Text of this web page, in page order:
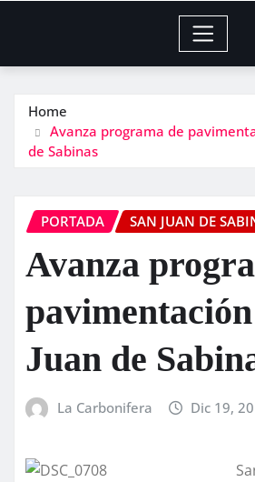
Home
Avanza programa de
de Sabinas
PORTADA SAN JUAN DE
Avanza
Juan de
La Carbonifera Dic 19,